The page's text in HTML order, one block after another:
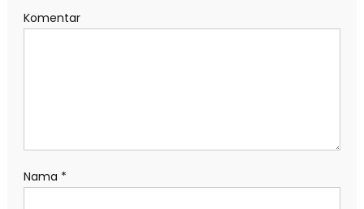
Komentar
Nama *